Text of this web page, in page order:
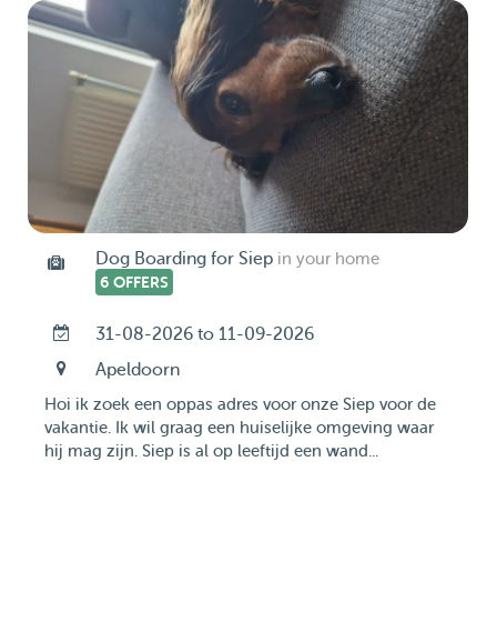
Dog Boarding for Siep in your home
6 OFFERS
31-08-2026 to 11-09-2026
Apeldoorn
Hoi ik zoek een oppas adres voor onze Siep voor de
vakantie. Ik wil graag een huiselijke omgeving waar
hij mag zijn. Siep is al op leeftijd een wand...